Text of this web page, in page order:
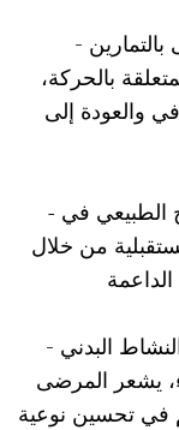
-
بالحركة،
والعودة إلى
الطبيعي في
من خلال
- البدني
يشعر المرضى
في تحسين نوعية